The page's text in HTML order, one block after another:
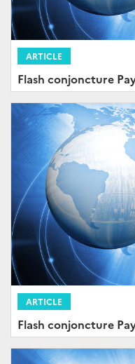
ARTICLE
Flash conjoncture
ARTICLE
Flash conjoncture